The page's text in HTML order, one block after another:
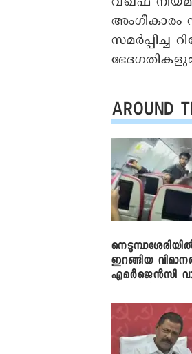
സമർപ്പിച്ച
AROUND
ഇറങ്ങിയ
എമർജെൻസി